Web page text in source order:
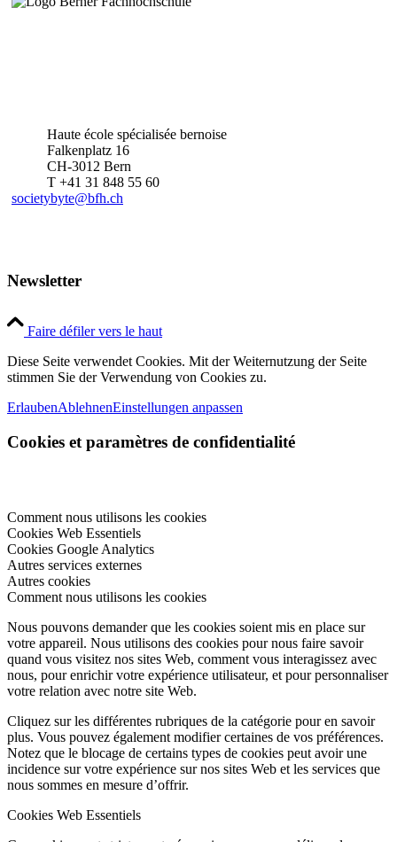
Haute école spécialisée bernoise
Falkenplatz 16
CH-3012 Bern
T +41 31 848 55 60
societybyte@bfh.ch
Newsletter
Faire défiler vers le haut
Diese Seite verwendet Cookies. Mit der Weiternutzung der Seite
stimmen Sie der Verwendung von Cookies zu.
ErlaubenAblehnenEinstellungen anpassen
Cookies et paramètres de confidentialité
Comment nous utilisons les cookies
Cookies Web Essentiels
Cookies Google Analytics
Autres services externes
Autres cookies
Comment nous utilisons les cookies
Nous pouvons demander que les cookies soient mis en place sur
votre appareil. Nous utilisons des cookies pour nous faire savoir
quand vous visitez nos sites Web, comment vous interagissez avec
nous, pour enrichir votre expérience utilisateur, et pour personnaliser
votre relation avec notre site Web.
Cliquez sur les différentes rubriques de la catégorie pour en savoir
plus. Vous pouvez également modifier certaines de vos préférences.
Notez que le blocage de certains types de cookies peut avoir une
incidence sur votre expérience sur nos sites Web et les services que
nous sommes en mesure d’offrir.
Cookies Web Essentiels